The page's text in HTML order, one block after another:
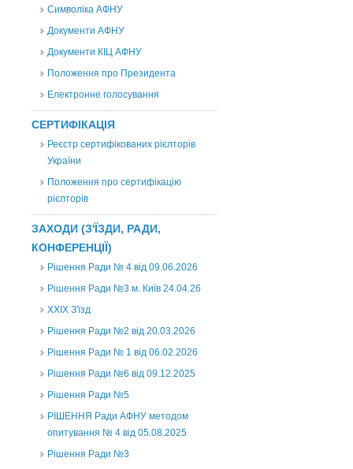
Символіка АФНУ
Документи АФНУ
Документи КІЦ АФНУ
Положення про Президента
Електронне голосування
СЕРТИФІКАЦІЯ
Реєстр сертифікованих рієлторів
України
Положення про сертифікацію
рієлторів
ЗАХОДИ (З'ЇЗДИ, РАДИ,
КОНФЕРЕНЦІЇ)
Рішення Ради № 4 від 09.06.2026
Рішення Ради №3 м. Київ 24.04.26
XXІХ З'їзд
Рішення Ради №2 від 20.03.2026
Рішення Ради № 1 від 06.02.2026
Рішення Ради №6 від 09.12.2025
Рішення Ради №5
РІШЕННЯ Ради АФНУ методом
опитування № 4 від 05.08.2025
Рішення Ради №3